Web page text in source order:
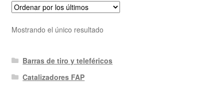
Mostrando el único resultado
Barras de tiro y teleféricos
Catalizadores FAP